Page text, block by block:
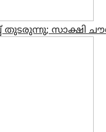
സാക്ഷി